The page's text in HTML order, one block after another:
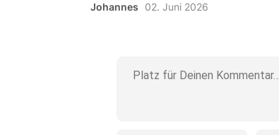
Johannes 02. Juni 2026